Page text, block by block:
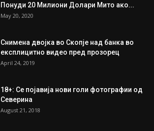
Понуди 20 Милиони Долари Мито ако...
May 20, 2020
Снимена двојка во Скопје над банка во
експлицитно видео пред прозорец
April 24, 2019
18+: Се појавија нови голи фотографии од
Северина
August 21, 2018